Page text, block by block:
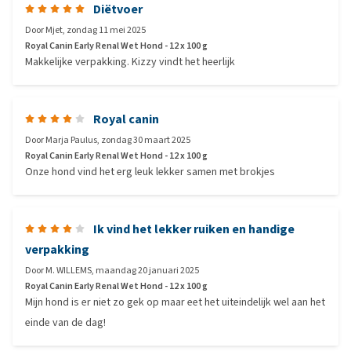
Diëtvoer
DoorMjet, zondag 11 mei 2025
Royal Canin Early Renal Wet Hond - 12 x 100 g
Makkelijke verpakking. Kizzy vindt het heerlijk
Royal canin
DoorMarja Paulus, zondag 30 maart 2025
Royal Canin Early Renal Wet Hond - 12 x 100 g
Onze hond vind het erg leuk lekker samen met brokjes
Ik vind het lekker ruiken en handige
verpakking
DoorM. WILLEMS, maandag 20 januari 2025
Royal Canin Early Renal Wet Hond - 12 x 100 g
Mijn hond is er niet zo gek op maar eet het uiteindelijk wel aan het
einde van de dag!